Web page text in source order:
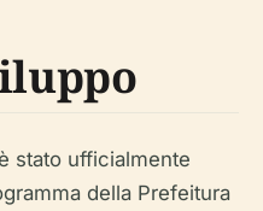
stato ufficialmente
della Prefeitura